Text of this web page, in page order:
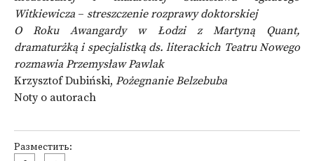
Witkiewicza – streszczenie rozprawy doktorskiej
O Roku Awangardy w Łodzi z Martyną Quant,
dramaturżką i specjalistką ds. literackich Teatru Nowego
rozmawia Przemysław Pawlak
Krzysztof Dubiński, Pożegnanie Belzebuba
Noty o autorach
Разместить: